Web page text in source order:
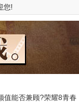
您!
值能否兼顾?荣耀8青春